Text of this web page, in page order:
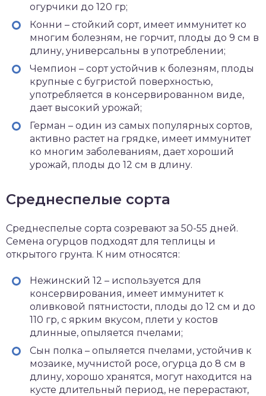
огурчики до 120 гр;
Конни – стойкий сорт, имеет иммунитет ко
многим болезням, не горчит, плоды до 9 см в
длину, универсальны в употреблении;
Чемпион – сорт устойчив к болезням, плоды
крупные с бугристой поверхностью,
употребляется в консервированном виде,
дает высокий урожай;
Герман – один из самых популярных сортов,
активно растет на грядке, имеет иммунитет
ко многим заболеваниям, дает хороший
урожай, плоды до 12 см в длину.
Среднеспелые сорта
Среднеспелые сорта созревают за 50-55 дней.
Семена огурцов подходят для теплицы и
открытого грунта. К ним относятся:
Нежинский 12 – используется для
консервирования, имеет иммунитет к
оливковой пятнистости, плоды до 12 см и до
110 гр, с ярким вкусом, плети у костов
длинные, опыляется пчелами;
Сын полка – опыляется пчелами, устойчив к
мозаике, мучнистой росе, огурца до 8 см в
длину, хорошо хранятся, могут находится на
кусте длительный период, не перерастают,